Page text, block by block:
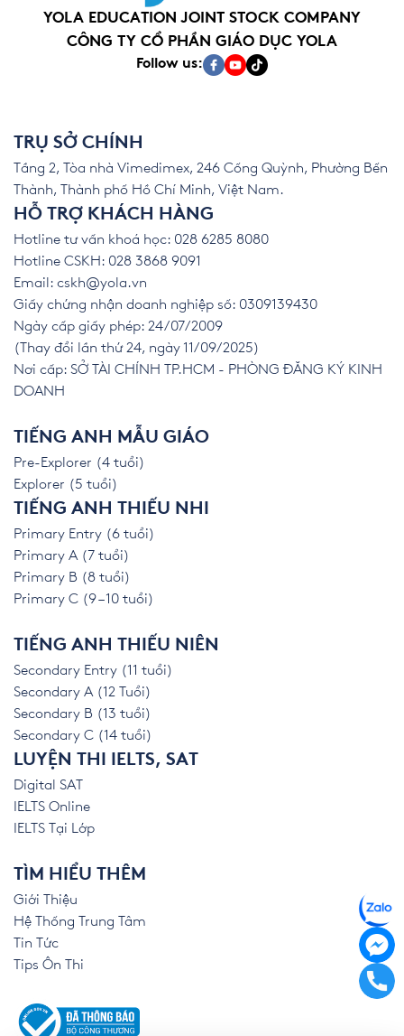
YOLA EDUCATION JOINT STOCK COMPANY
CÔNG TY CỔ PHẦN GIÁO DỤC YOLA
Follow us:
TRỤ SỞ CHÍNH
Tầng 2, Tòa nhà Vimedimex, 246 Cống Quỳnh, Phường Bến
Thành, Thành phố Hồ Chí Minh, Việt Nam.
HỖ TRỢ KHÁCH HÀNG
Hotline tư vấn khoá học: 028 6285 8080
Hotline CSKH: 028 3868 9091
Email: cskh@yola.vn
Giấy chứng nhận doanh nghiệp số: 0309139430
Ngày cấp giấy phép: 24/07/2009
(Thay đổi lần thứ 24, ngày 11/09/2025)
Nơi cấp: SỞ TÀI CHÍNH TP.HCM - PHÒNG ĐĂNG KÝ KINH
DOANH
TIẾNG ANH MẪU GIÁO
Pre-Explorer (4 tuổi)
Explorer (5 tuổi)
TIẾNG ANH THIẾU NHI
Primary Entry (6 tuổi)
Primary A (7 tuổi)
Primary B (8 tuổi)
Primary C (9 – 10 tuổi)
TIẾNG ANH THIẾU NIÊN
Secondary Entry (11 tuổi)
Secondary A (12 Tuổi)
Secondary B (13 tuổi)
Secondary C (14 tuổi)
LUYỆN THI IELTS, SAT
Digital SAT
IELTS Online
IELTS Tại Lớp
TÌM HIỂU THÊM
Giới Thiệu
Hệ Thống Trung Tâm
Tin Tức
Tips Ôn Thi